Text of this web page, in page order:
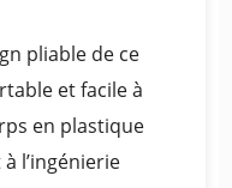
pliable de ce
et facile à
en plastique
l’ingénierie